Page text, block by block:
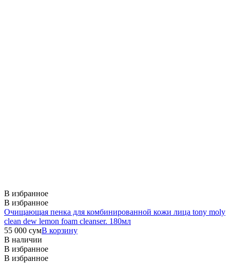
В избранное
В избранное
Очищающая пенка для комбинированной кожи лица tony moly
clean dew lemon foam cleanser. 180мл
55 000 сумВ корзину
В наличии
В избранное
В избранное